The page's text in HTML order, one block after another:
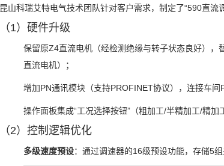
昆山科瑞艾特电气技术团队针对客户需求，制定了“590直流
（1）硬件升级
保留原Z4直流电机（经检测绝缘与转子状态良好）
直流电机）；
增加PN通讯模块（支持PROFINET协议），连接车间
操作面板集成“工况选择按钮”（粗加工/半精加工/精加
（2）控制逻辑优化
多级速度预设：通过调速器的16级预设功能，存储5